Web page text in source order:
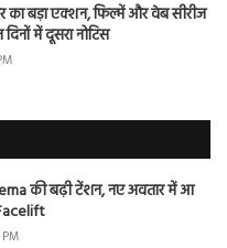
का बड़ा एक्शन, फिल्में और वेब सीरीज
में दूसरा नोटिस
की बढ़ी टेंशन, नए अवतार में आ